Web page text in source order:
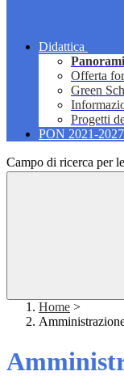
Didattica
Offerta
Green
Progetti
PON 2021-2027
Campo di ricerca per
Home >